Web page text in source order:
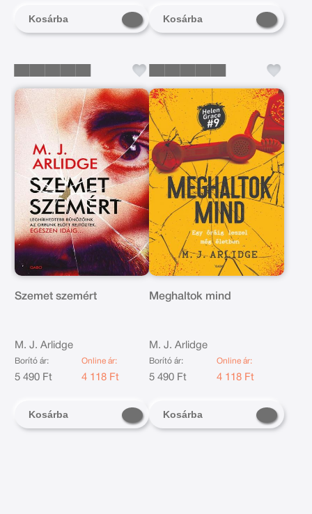
Kosárba Kosárba
Szemet szemért
M. J. Arlidge
Borító ár:
5 490 Ft
Online ár:
4 118 Ft
Kosárba
Meghaltok mind
M. J. Arlidge
Borító ár:
5 490 Ft
Online ár:
4 118 Ft
Kosárba